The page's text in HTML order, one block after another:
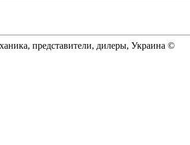
представители, дилеры, Украина ©